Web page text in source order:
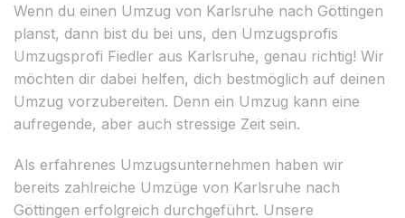
Wenn du einen Umzug von Karlsruhe nach Göttingen
planst, dann bist du bei uns, den Umzugsprofis
Umzugsprofi Fiedler aus Karlsruhe, genau richtig! Wir
möchten dir dabei helfen, dich bestmöglich auf deinen
Umzug vorzubereiten. Denn ein Umzug kann eine
aufregende, aber auch stressige Zeit sein.
Als erfahrenes Umzugsunternehmen haben wir
bereits zahlreiche Umzüge von Karlsruhe nach
Göttingen erfolgreich durchgeführt. Unsere